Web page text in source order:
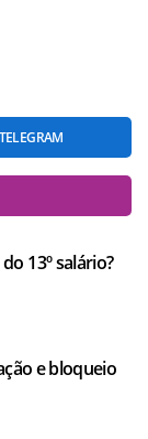
13º salário?
e bloqueio